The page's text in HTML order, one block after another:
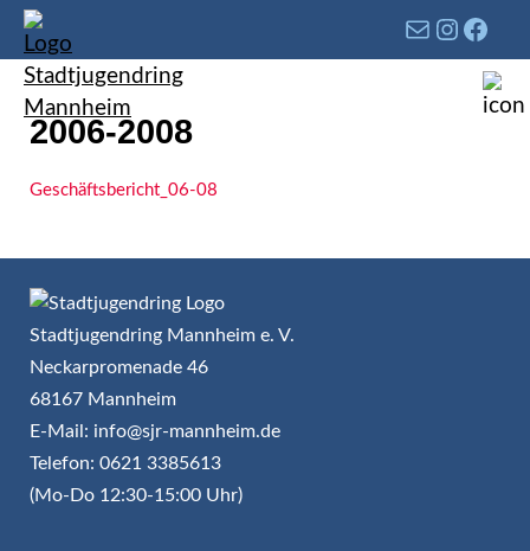
2006-2008
Geschäftsbericht_06-08
Stadtjugendring Mannheim e. V.
Neckarpromenade 46
68167 Mannheim
E-Mail: info@sjr-mannheim.de
Telefon: 0621 3385613
(Mo-Do 12:30-15:00 Uhr)